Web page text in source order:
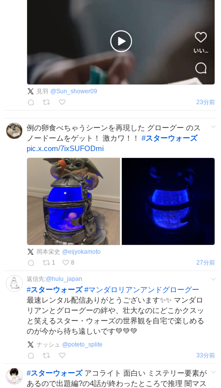
見羽 @Sun_shower09
23分前
例の卵食べちゃうシーンを再現した グローグー のス
ノードームをゲット！ 激カワ！！ #スターウォーズ
pic.x.com/7ixSUFODmi
岡本栄史 @eijyokamoto
1
8 27分前
返信先:@ hulu_japan
#スターウォーズ #マンダロリアンアンドグローグー
最速レンタル配信ありがとうございます✨✨ マンダロ
リアンとグローグーの絆や、壮大なのにどこかクスッ
と笑えるスター・ウォーズの世界観を自宅で楽しめる
のが今から待ち遠しいです💚💚💚
ナッシュ @poteto_splite
33分前
#スターウォーズアコライト 面白い ミステリー要素が
あるので出題編?の4話が終わったところで推理 闇マス